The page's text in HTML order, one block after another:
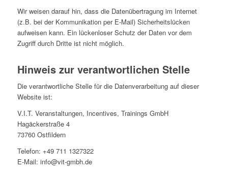
Wir weisen darauf hin, dass die Datenübertragung im Internet
(z.B. bei der Kommunikation per E-Mail) Sicherheitslücken
aufweisen kann. Ein lückenloser Schutz der Daten vor dem
Zugriff durch Dritte ist nicht möglich.
Hinweis zur verantwortlichen Stelle
Die verantwortliche Stelle für die Datenverarbeitung auf dieser
Website ist:
V.I.T. Veranstaltungen, Incentives, Trainings GmbH
Hagäckerstraße 4
73760 Ostfildern
Telefon: +49 711 1327322
E-Mail: info@vit-gmbh.de